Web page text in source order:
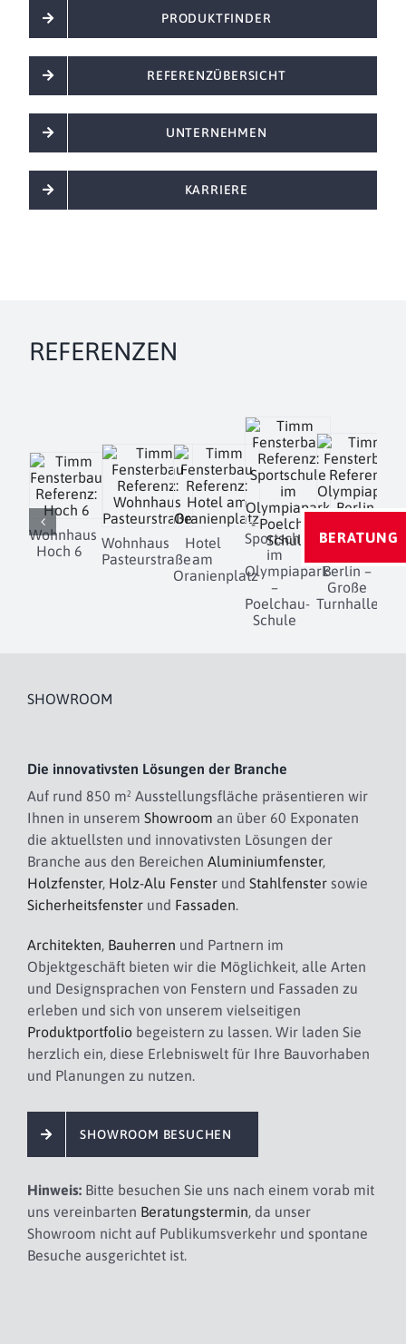
PRODUKTFINDER
REFERENZÜBERSICHT
UNTERNEHMEN
KARRIERE
REFERENZEN
Wohnhaus
Hoch 6
Wohnhaus
Pasteurstraße
Hotel
am
Oranienplatz
Sportschule
im
Olympiapark
–
Poelchau-
Schule
Berlin –
Große
Turnhalle
SHOWROOM
Die innovativsten Lösungen der Branche
Auf rund 850 m² Ausstellungsfläche präsentieren wir
Ihnen in unserem Showroom an über 60 Exponaten
die aktuellsten und innovativsten Lösungen der
Branche aus den Bereichen Aluminiumfenster,
Holzfenster, Holz-Alu Fensterund Stahlfenstersowie
Sicherheitsfensterund Fassaden.
Architekten, Bauherren und Partnern im
Objektgeschäft bieten wir die Möglichkeit, alle Arten
und Designsprachen von Fenstern und Fassaden zu
erleben und sich von unserem vielseitigen
Produktportfoliobegeistern zu lassen. Wir laden Sie
herzlich ein, diese Erlebniswelt für Ihre Bauvorhaben
und Planungen zu nutzen.
SHOWROOM BESUCHEN
Hinweis:Bitte besuchen Sie uns nach einem vorab mit
uns vereinbarten Beratungstermin, da unser
Showroom nicht auf Publikumsverkehr und spontane
Besuche ausgerichtet ist.
BERATUNG